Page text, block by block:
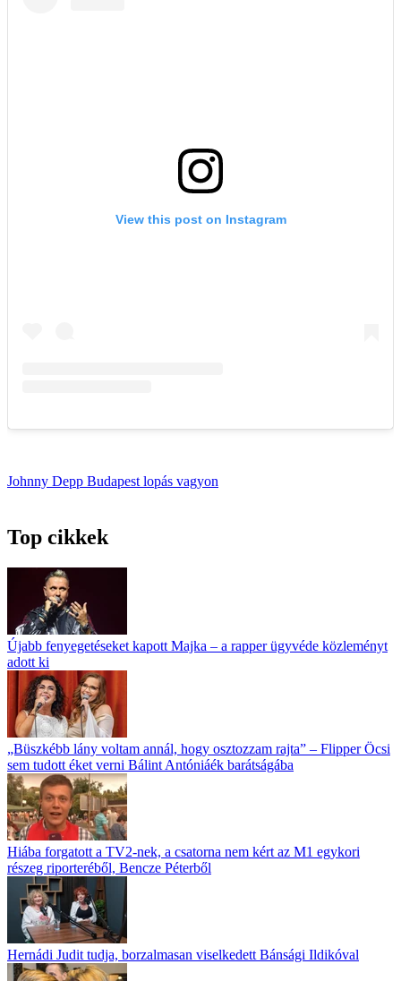
Johnny Depp Budapest lopás vagyon
Top cikkek
Újabb fenyegetéseket kapott Majka – a rapper ügyvéde közleményt
adott ki
„Büszkébb lány voltam annál, hogy osztozzam rajta” – Flipper Öcsi
sem tudott éket verni Bálint Antóniáék barátságába
Hiába forgatott a TV2-nek, a csatorna nem kért az M1 egykori
részeg riporteréből, Bencze Péterből
Hernádi Judit tudja, borzalmasan viselkedett Bánsági Ildikóval